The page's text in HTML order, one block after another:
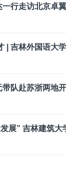
行走访北京卓
| 吉林外国语大
队赴苏浙两地
展” 吉林建筑